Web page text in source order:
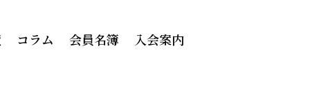
コラム 会員名簿 入会案内